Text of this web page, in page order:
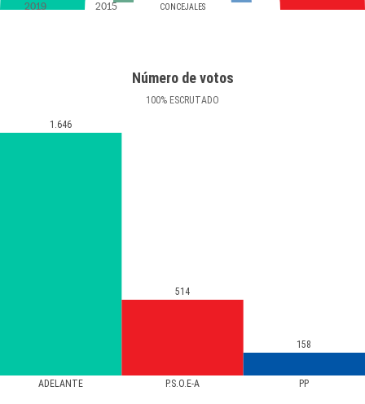
CONCEJALES
2019 2015
Número de votos
100% ESCRUTADO
ADELANTE P.S.O.E-A PP
1.646
514
158